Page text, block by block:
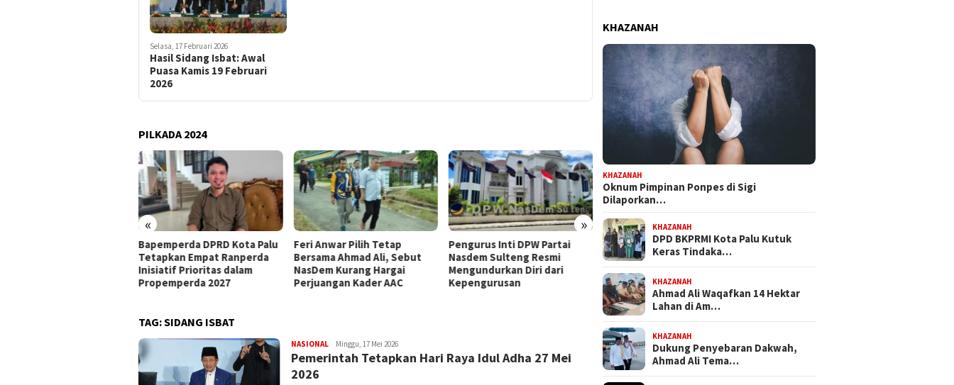
Selasa, 17 Februari 2026
Hasil Sidang Isbat: Awal
Puasa Kamis 19 Februari
2026
PILKADA 2024
« »
Feri Anwar Pilih Tetap
Bersama Ahmad Ali, Sebut
NasDem Kurang Hargai
Perjuangan Kader AAC
Pengurus Inti DPW Partai
Nasdem Sulteng Resmi
Mengundurkan Diri dari
Kepengurusan
Komisi III DPRD Sulteng
Turun ke PT CPM, Isu
Pencemaran hingga
Kontribusi PAD Jadi Sorotan
Dapat Mandat PKB, H Nanang
Persiapkan Diri Hadapi
Pilwalkot Palu 2029
Bapemperda DPRD Kota Palu
TAG:SIDANG ISBAT
NASIONAL FILESULAWESI
Minggu, 17 Mei 2026
Pemerintah Tetapkan Hari Raya Idul Adha 27 Mei
2026
KHAZANAH
KHAZANAH
Oknum Pimpinan Ponpes di Sigi
Dilaporkan…
KHAZANAH
DPD BKPRMI Kota Palu Kutuk
Keras Tindaka…
KHAZANAH
Ahmad Ali Waqafkan 14 Hektar
Lahan di Am…
KHAZANAH
Dukung Penyebaran Dakwah,
Ahmad Ali Tema…